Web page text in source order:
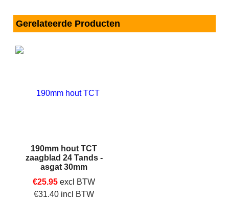
Gerelateerde Producten
190mm hout TCT
zaagblad 24 Tands -
asgat 30mm
€25.95 excl BTW
€31.40 incl BTW